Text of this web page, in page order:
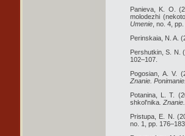
Panieva, K. O.
molodezhi
Umenie , no. 4,
Perinskaia, N. A.
Pershutkin, S. N.
102–107.
Pogosian, A. V.
Znanie.
Potanina, L. T.
shkol'nika .
Pristupa, E. N.
no. 1, pp. 176–183.